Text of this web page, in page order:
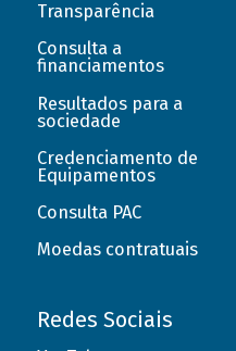
Transparência
Consulta a
financiamentos
Resultados para a
sociedade
Credenciamento de
Equipamentos
Consulta PAC
Moedas contratuais
Redes Sociais